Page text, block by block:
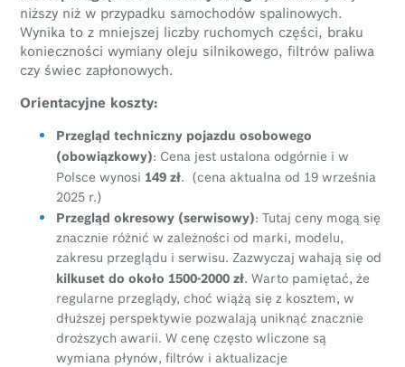
niższy niż w przypadku samochodów spalinowych.
Wynika to z mniejszej liczby ruchomych części, braku
konieczności wymiany oleju silnikowego, filtrów paliwa
czy świec zapłonowych.
Orientacyjne koszty:
Przegląd techniczny pojazdu osobowego
(obowiązkowy): Cena jest ustalona odgórnie i w
Polsce wynosi 149 zł. (cena aktualna od 19 września
2025 r.)
Przegląd okresowy (serwisowy): Tutaj ceny mogą się
znacznie różnić w zależności od marki, modelu,
zakresu przeglądu i serwisu. Zazwyczaj wahają się od
kilkuset do około 1500-2000 zł. Warto pamiętać, że
regularne przeglądy, choć wiążą się z kosztem, w
dłuższej perspektywie pozwalają uniknąć znacznie
droższych awarii. W cenę często wliczone są
wymiana płynów, filtrów i aktualizacje